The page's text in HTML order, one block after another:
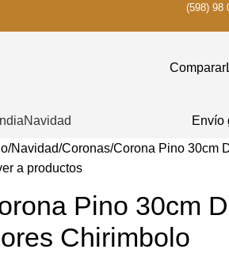
(598) 98
Comparar
Navidad Envío
Navidad Coronas Corona Pino 30cm
a productos
Pino 30cm
Chirimbolo